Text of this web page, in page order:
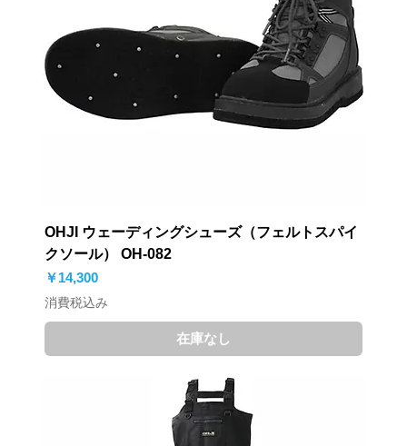
OHJI ウェーディングシューズ（フェルトスパイ
クソール） OH-082
価格
￥14,300
消費税込み
在庫なし